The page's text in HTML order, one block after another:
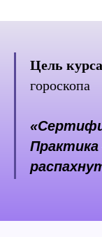
Цель курса
гороскопа